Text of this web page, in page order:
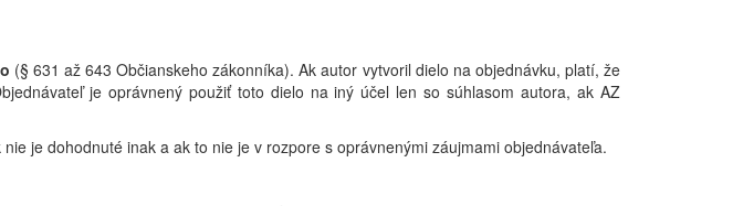
(§ 631 až 643 Občianskeho zákonníka). Ak autor vytvoril dielo na objednávku, platí, že
je oprávnený použiť toto dielo na iný účel len so súhlasom autora, ak AZ
je dohodnuté inak a ak to nie je v rozpore s oprávnenými záujmami objednávateľa.